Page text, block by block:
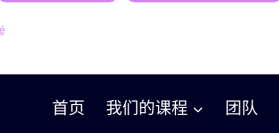
首页 我们的课程 团队